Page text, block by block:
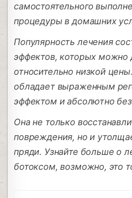
самостоятельного
процедуры в домашних
Популярность лечения
эффектов, которых можно
относительно низкой
обладает выраженным
эффектом и абсолютно
Она не только
повреждения, но и
пряди. Узнайте больше о
ботоксом, возможно, это